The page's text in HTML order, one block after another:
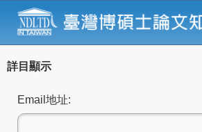
詳目顯示
Email地址: